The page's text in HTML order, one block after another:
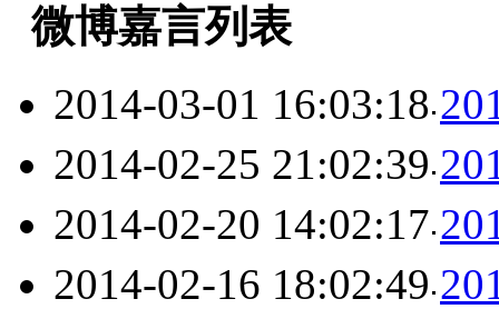
微博嘉言列表
2014-03-01 16:03:18
2014-02-25 21:02:39
2014-02-20 14:02:17
2014-02-16 18:02:49